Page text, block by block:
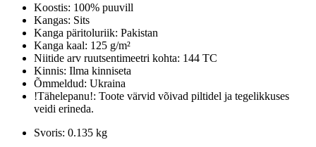
Koostis: 100% puuvill
Kangas: Sits
Kanga päritoluriik: Pakistan
Kanga kaal: 125 g/m²
Niitide arv ruutsentimeetri kohta: 144 TC
Kinnis: Ilma kinniseta
Õmmeldud: Ukraina
!Tähelepanu!: Toote värvid võivad piltidel ja tegelikkuses
veidi erineda.
Svoris: 0.135 kg